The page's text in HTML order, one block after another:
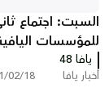
السبت: اجتماع
للمؤسسات
الانتهاكات
مقبرة القشلة
يافا 48
أخبار يافا 18 11:53AM